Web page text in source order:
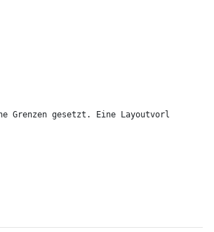
gesetzt. Eine Layoutvorlage